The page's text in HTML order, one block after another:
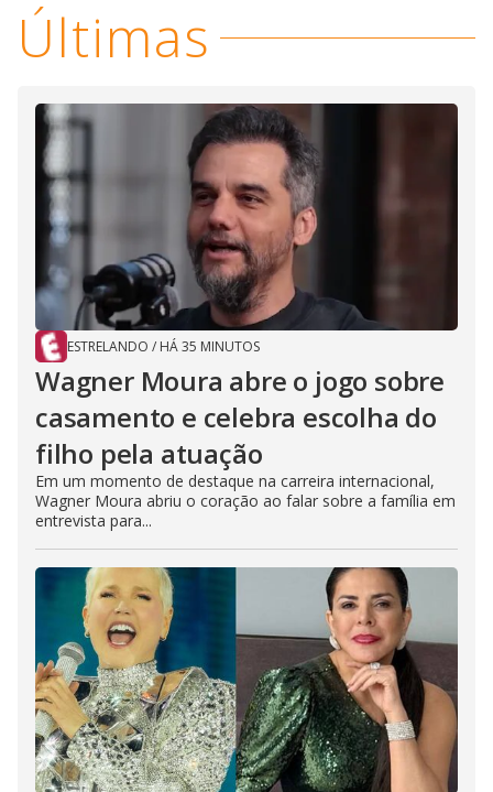
Últimas
ESTRELANDO / HÁ 35 MINUTOS
Wagner Moura abre o jogo sobre
casamento e celebra escolha do
filho pela atuação
Em um momento de destaque na carreira internacional,
Wagner Moura abriu o coração ao falar sobre a família em
entrevista para...